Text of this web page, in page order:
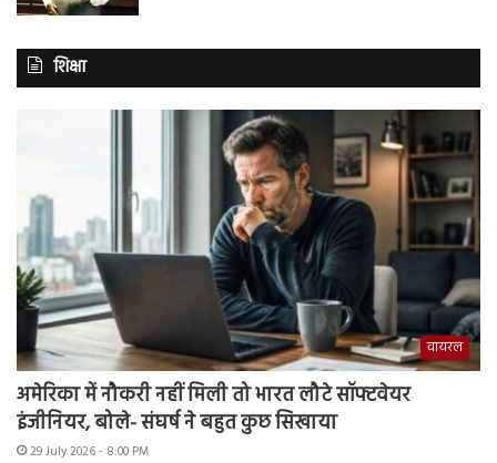
शिक्षा
वायरल
अमेरिका में नौकरी नहीं मिली तो भारत लौटे सॉफ्टवेयर
इंजीनियर, बोले- संघर्ष ने बहुत कुछ सिखाया
29 July 2026 - 8:00 PM